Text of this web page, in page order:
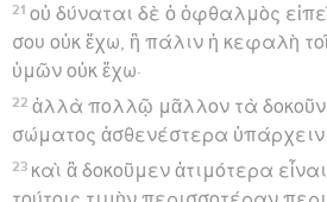
21 οὐ δύναται δὲ ὁ ὀφθαλμὸς
σου οὐκ ἔχω, ἢ πάλιν ἡ κεφαλὴ
ὑμῶν οὐκ ἔχω·
22 ἀλλὰ πολλῷ μᾶλλον τὰ
σώματος ἀσθενέστερα ὑπάρχειν
23 καὶ ἃ δοκοῦμεν ἀτιμότερα